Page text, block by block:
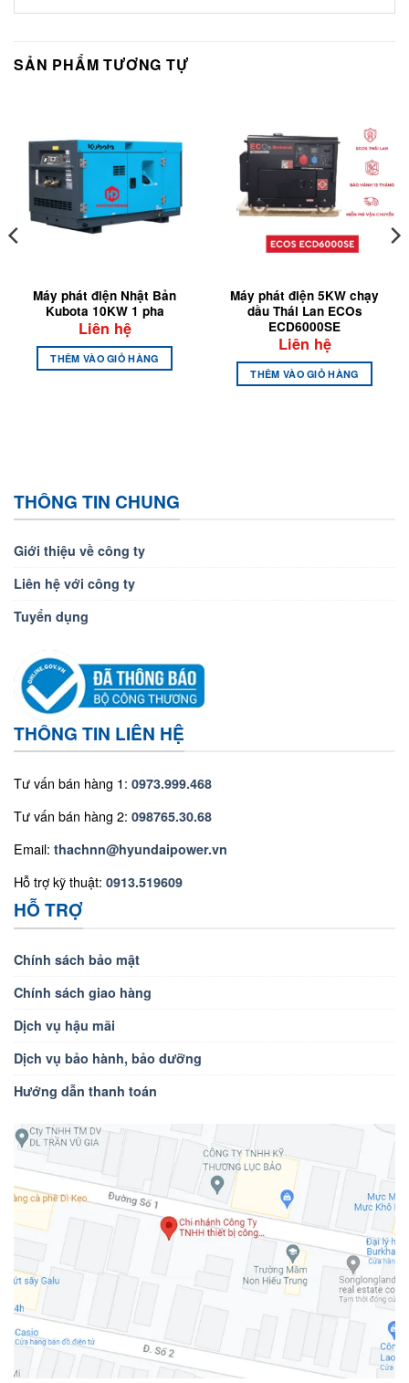
SẢN PHẨM TƯƠNG TỰ
Máy phát điện Nhật Bản
Kubota 10KW 1 pha
Liên hệ
THÊM VÀO GIỎ HÀNG
Máy phát điện 5KW chạy
dầu Thái Lan ECOs
ECD6000SE
Liên hệ
THÊM VÀO GIỎ HÀNG
THÔNG TIN CHUNG
Giới thiệu về công ty
Liên hệ với công ty
Tuyển dụng
THÔNG TIN LIÊN HỆ
Tư vấn bán hàng 1: 0973.999.468
Tư vấn bán hàng 2: 098765.30.68
Email: thachnn@hyundaipower.vn
Hỗ trợ kỹ thuật: 0913.519609
HỖ TRỢ
Chính sách bảo mật
Chính sách giao hàng
Dịch vụ hậu mãi
Dịch vụ bảo hành, bảo dưỡng
Hướng dẫn thanh toán